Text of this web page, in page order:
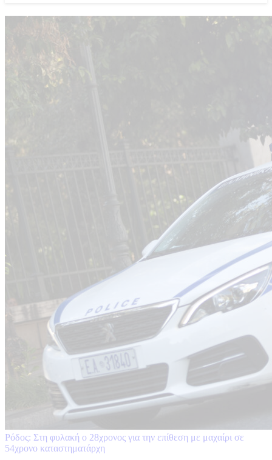
Ρόδος: Στη φυλακή ο 28χρονος για την επίθεση με μαχαίρι σε
54χρονο καταστηματάρχη